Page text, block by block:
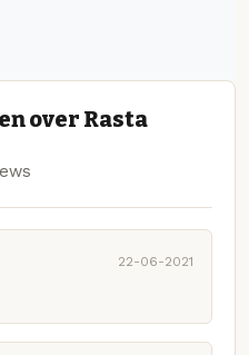
over Rasta
22-06-2021